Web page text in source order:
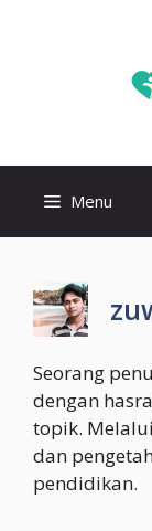
Menu
Seorang
dengan
topik.
dan
pendidikan.